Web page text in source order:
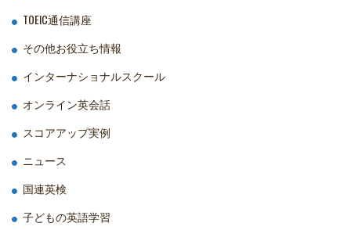
TOEIC通信講座
その他お役立ち情報
インターナショナルスクール
オンライン英会話
スコアアップ実例
ニュース
国連英検
子どもの英語学習